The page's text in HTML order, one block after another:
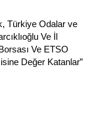
Türkiye Odalar ve
Ve İl
Ve ETSO
Değer Katanlar”